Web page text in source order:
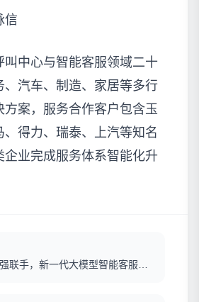
信
叫中心与智能客服领域二十
、汽车、制造、家居等多行
方案，服务合作客户包含玉
、得力、瑞泰、上汽等知名
企业完成服务体系智能化升
联手，新一代大模型智能客服上